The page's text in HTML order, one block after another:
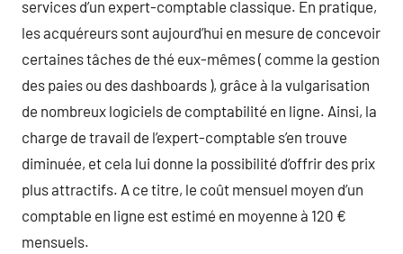
services d’un expert-comptable classique. En pratique,
les acquéreurs sont aujourd’hui en mesure de concevoir
certaines tâches de thé eux-mêmes ( comme la gestion
des paies ou des dashboards ), grâce à la vulgarisation
de nombreux logiciels de comptabilité en ligne. Ainsi, la
charge de travail de l’expert-comptable s’en trouve
diminuée, et cela lui donne la possibilité d’offrir des prix
plus attractifs. A ce titre, le coût mensuel moyen d’un
comptable en ligne est estimé en moyenne à 120 €
mensuels.